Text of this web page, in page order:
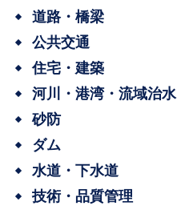
道路・橋梁
公共交通
住宅・建築
河川・港湾・流域治水
砂防
ダム
水道・下水道
技術・品質管理